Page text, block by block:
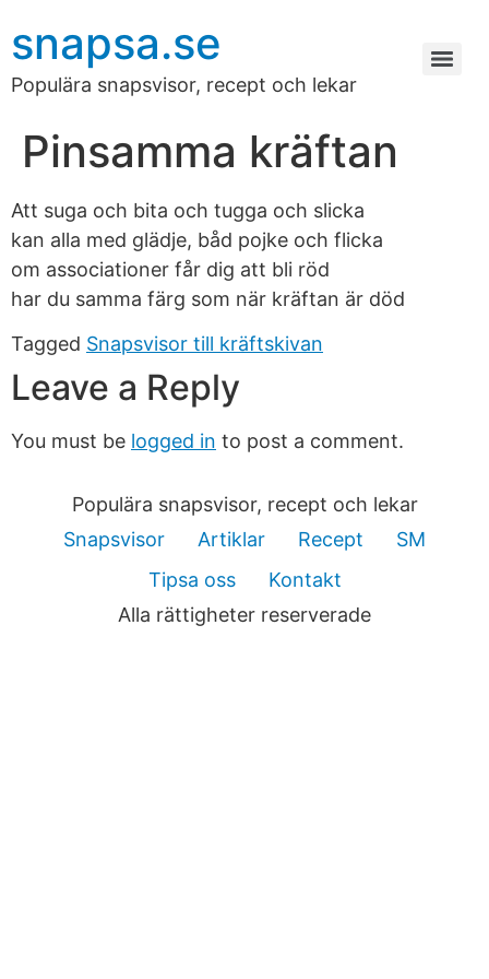
snapsa.se
Populära snapsvisor, recept och lekar
Pinsamma kräftan
Att suga och bita och tugga och slicka
kan alla med glädje, båd pojke och flicka
om associationer får dig att bli röd
har du samma färg som när kräftan är död
Tagged Snapsvisor till kräftskivan
Leave a Reply
You must be logged in to post a comment.
Populära snapsvisor, recept och lekar
Snapsvisor
Artiklar Recept
SM
Tipsa oss
Kontakt
Alla rättigheter reserverade